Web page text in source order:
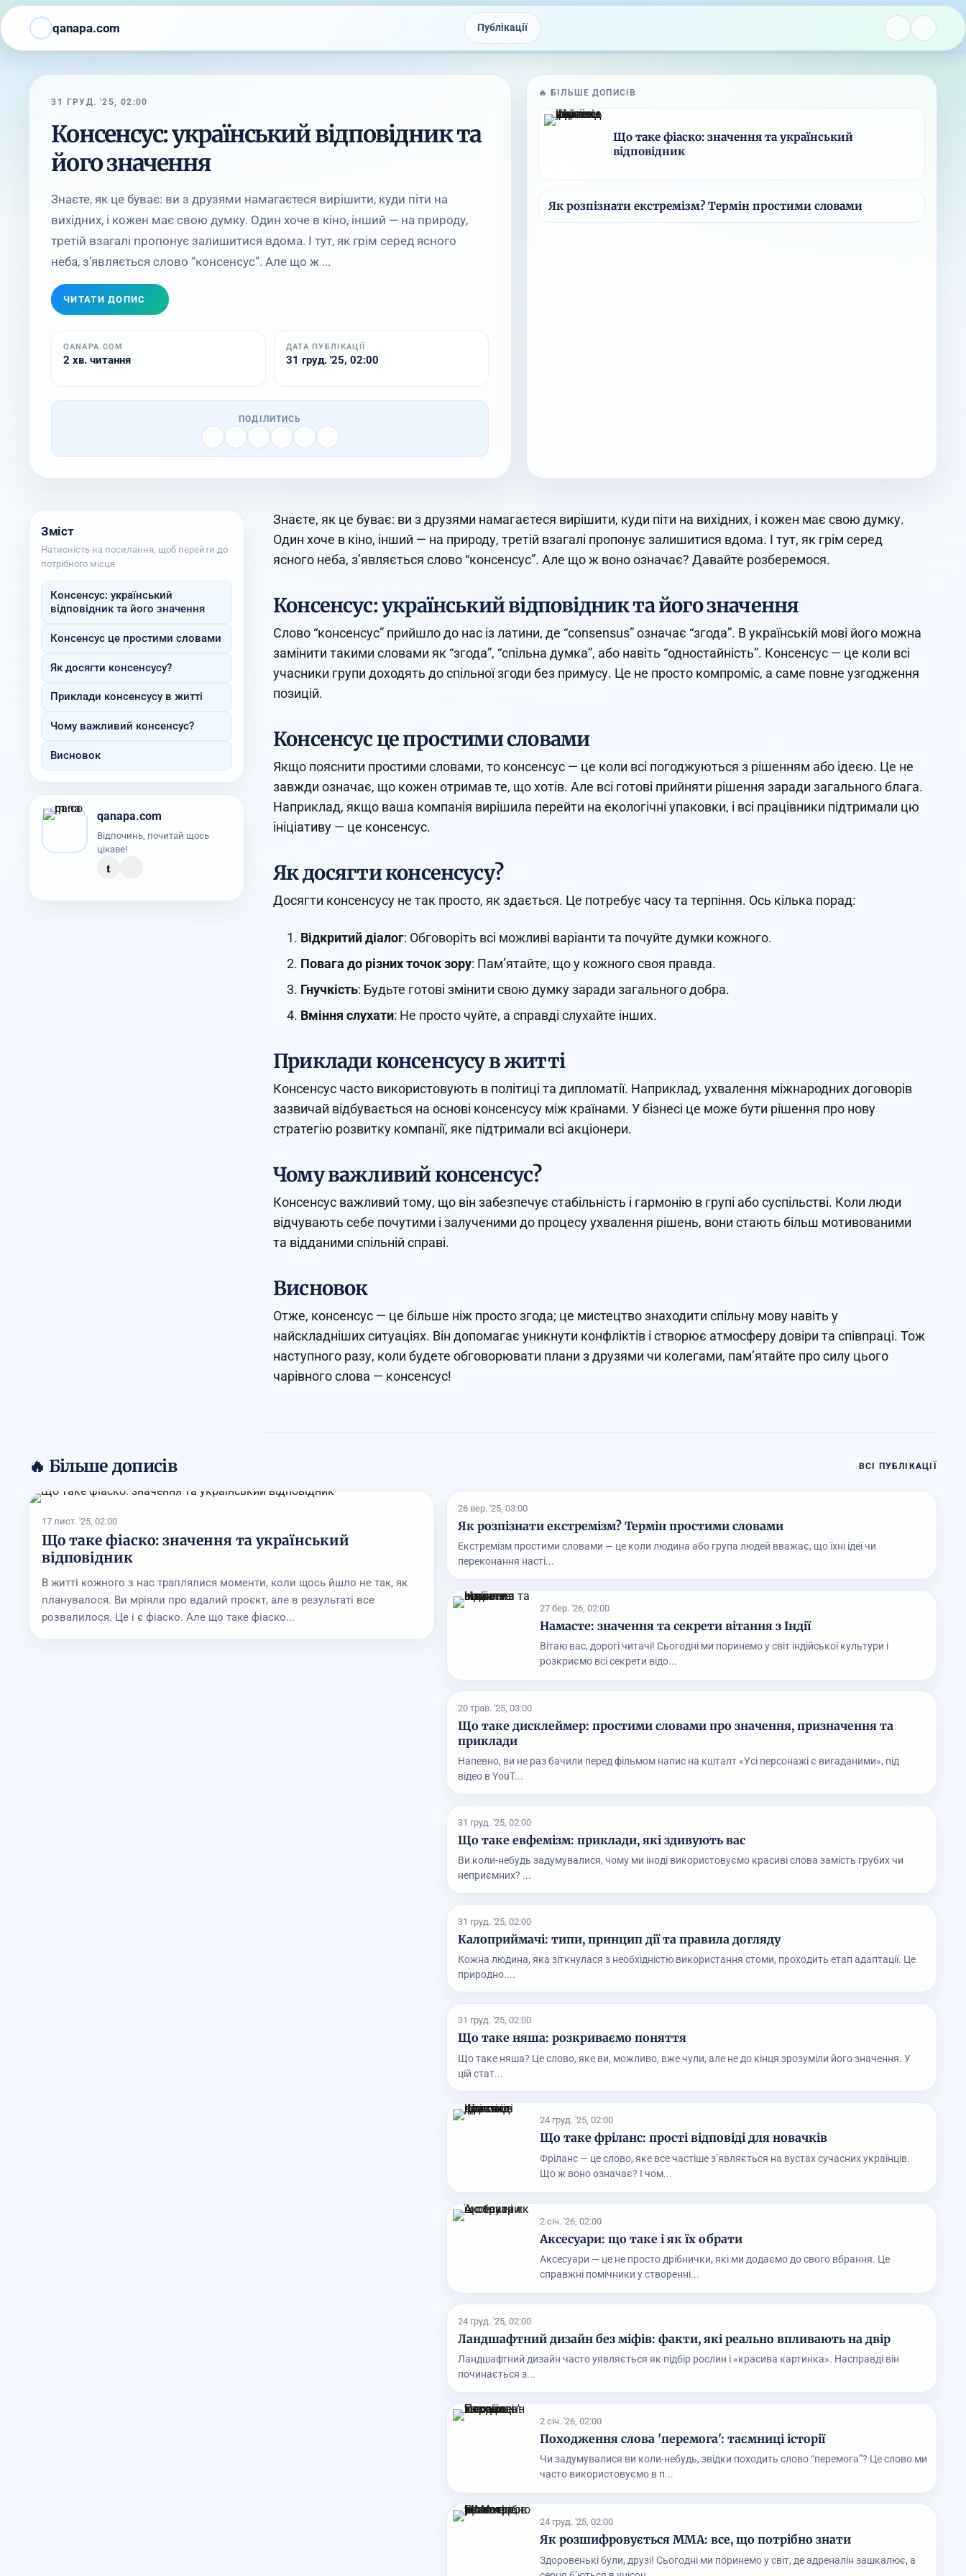
qanapa.com Публікації
31 ГРУД. '25, 02:00
Консенсус: український відповідник та
його значення
Знаєте, як це буває: ви з друзями намагаєтеся вирішити, куди піти на
вихідних, і кожен має свою думку. Один хоче в кіно, інший — на природу,
третій взагалі пропонує залишитися вдома. І тут, як грім серед ясного
неба, з’являється слово “консенсус”. Але що ж ...
ЧИТАТИ ДОПИС
QANAPA.COM
2 хв. читання
ДАТА ПУБЛІКАЦІЇ
31 груд. '25, 02:00
ПОДІЛИТИСЬ
🔥 БІЛЬШЕ ДОПИСІВ
Що таке фіаско: значення та український
відповідник
Як розпізнати екстремізм? Термін простими словами
Зміст
Натисність на посилання, щоб перейти до
потрібного місця
Консенсус: український
відповідник та його значення
Консенсус це простими словами
Як досягти консенсусу?
Приклади консенсусу в житті
Чому важливий консенсус?
Висновок
qanapa.com
Відпочинь, почитай щось
цікаве!
t
Знаєте, як це буває: ви з друзями намагаєтеся вирішити, куди піти на вихідних, і кожен має свою думку.
Один хоче в кіно, інший — на природу, третій взагалі пропонує залишитися вдома. І тут, як грім серед
ясного неба, з’являється слово “консенсус”. Але що ж воно означає? Давайте розберемося.
Консенсус: український відповідник та його значення
Слово “консенсус” прийшло до нас із латини, де “consensus” означає “згода”. В українській мові його можна
замінити такими словами як “згода”, “спільна думка”, або навіть “одностайність”. Консенсус — це коли всі
учасники групи доходять до спільної згоди без примусу. Це не просто компроміс, а саме повне узгодження
позицій.
Консенсус це простими словами
Якщо пояснити простими словами, то консенсус — це коли всі погоджуються з рішенням або ідеєю. Це не
завжди означає, що кожен отримав те, що хотів. Але всі готові прийняти рішення заради загального блага.
Наприклад, якщо ваша компанія вирішила перейти на екологічні упаковки, і всі працівники підтримали цю
ініціативу — це консенсус.
Як досягти консенсусу?
Досягти консенсусу не так просто, як здається. Це потребує часу та терпіння. Ось кілька порад:
Відкритий діалог: Обговоріть всі можливі варіанти та почуйте думки кожного.
Повага до різних точок зору: Пам’ятайте, що у кожного своя правда.
Гнучкість: Будьте готові змінити свою думку заради загального добра.
Вміння слухати: Не просто чуйте, а справді слухайте інших.
Приклади консенсусу в житті
Консенсус часто використовують в політиці та дипломатії. Наприклад, ухвалення міжнародних договорів
зазвичай відбувається на основі консенсусу між країнами. У бізнесі це може бути рішення про нову
стратегію розвитку компанії, яке підтримали всі акціонери.
Чому важливий консенсус?
Консенсус важливий тому, що він забезпечує стабільність і гармонію в групі або суспільстві. Коли люди
відчувають себе почутими і залученими до процесу ухвалення рішень, вони стають більш мотивованими
та відданими спільній справі.
Висновок
Отже, консенсус — це більше ніж просто згода; це мистецтво знаходити спільну мову навіть у
найскладніших ситуаціях. Він допомагає уникнути конфліктів і створює атмосферу довіри та співпраці. Тож
наступного разу, коли будете обговорювати плани з друзями чи колегами, пам’ятайте про силу цього
чарівного слова — консенсус!
🔥 Більше дописів ВСІ ПУБЛІКАЦІЇ
17 лист. '25, 02:00
Що таке фіаско: значення та український
відповідник
В житті кожного з нас траплялися моменти, коли щось йшло не так, як
планувалося. Ви мріяли про вдалий проєкт, але в результаті все
розвалилося. Це і є фіаско. Але що таке фіаско...
26 вер. '25, 03:00
Як розпізнати екстремізм? Термін простими словами
Екстремізм простими словами — це коли людина або група людей вважає, що їхні ідеї чи
переконання насті...
27 бер. '26, 02:00
Намасте: значення та секрети вітання з Індії
Вітаю вас, дорогі читачі! Сьогодні ми поринемо у світ індійської культури і
розкриємо всі секрети відо...
20 трав. '25, 03:00
Що таке дисклеймер: простими словами про значення, призначення та
приклади
Напевно, ви не раз бачили перед фільмом напис на кшталт «Усі персонажі є вигаданими», під
відео в YouT...
31 груд. '25, 02:00
Що таке евфемізм: приклади, які здивують вас
Ви коли-небудь задумувалися, чому ми іноді використовуємо красиві слова замість грубих чи
неприємних? ...
31 груд. '25, 02:00
Калоприймачі: типи, принцип дії та правила догляду
Кожна людина, яка зіткнулася з необхідністю використання стоми, проходить етап адаптації. Це
природно....
31 груд. '25, 02:00
Що таке няша: розкриваємо поняття
Що таке няша? Це слово, яке ви, можливо, вже чули, але не до кінця зрозуміли його значення. У
цій стат...
24 груд. '25, 02:00
Що таке фріланс: прості відповіді для новачків
Фріланс — це слово, яке все частіше з’являється на вустах сучасних українців.
Що ж воно означає? І чом...
2 січ. '26, 02:00
Аксесуари: що таке і як їх обрати
Аксесуари — це не просто дрібнички, які ми додаємо до свого вбрання. Це
справжні помічники у створенні...
24 груд. '25, 02:00
Ландшафтний дизайн без міфів: факти, які реально впливають на двір
Ландшафтний дизайн часто уявляється як підбір рослин і «красива картинка». Насправді він
починається з...
2 січ. '26, 02:00
Походження слова 'перемога': таємниці історії
Чи задумувалися ви коли-небудь, звідки походить слово “перемога”? Це слово ми
часто використовуємо в п...
24 груд. '25, 02:00
Як розшифровується ММА: все, що потрібно знати
Здоровенькі були, друзі! Сьогодні ми поринемо у світ, де адреналін зашкалює, а